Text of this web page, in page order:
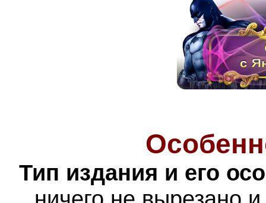
Тип издания и его